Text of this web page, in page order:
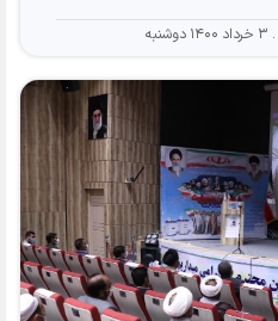
۳ خرداد ۱۴۰۰ دوشنبه